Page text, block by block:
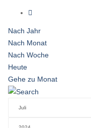
Nach Jahr
Nach Monat
Nach Woche
Heute
Gehe zu Monat